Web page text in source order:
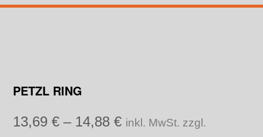
PETZL RING
13,69 € – 14,88 € inkl. MwSt. zzgl.